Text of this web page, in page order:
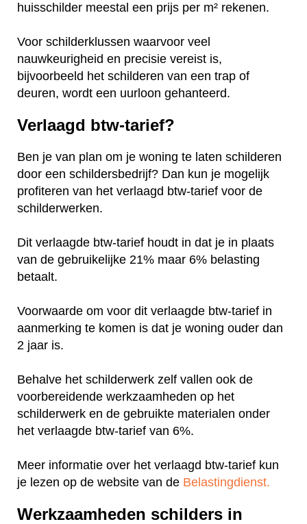
huisschilder meestal een prijs per m² rekenen.
Voor schilderklussen waarvoor veel
nauwkeurigheid en precisie vereist is,
bijvoorbeeld het schilderen van een trap of
deuren, wordt een uurloon gehanteerd.
Verlaagd btw-tarief?
Ben je van plan om je woning te laten schilderen
door een schildersbedrijf? Dan kun je mogelijk
profiteren van het verlaagd btw-tarief voor de
schilderwerken.
Dit verlaagde btw-tarief houdt in dat je in plaats
van de gebruikelijke 21% maar 6% belasting
betaalt.
Voorwaarde om voor dit verlaagde btw-tarief in
aanmerking te komen is dat je woning ouder dan
2 jaar is.
Behalve het schilderwerk zelf vallen ook de
voorbereidende werkzaamheden op het
schilderwerk en de gebruikte materialen onder
het verlaagde btw-tarief van 6%.
Meer informatie over het verlaagd btw-tarief kun
je lezen op de website van de Belastingdienst.
Werkzaamheden schilders in